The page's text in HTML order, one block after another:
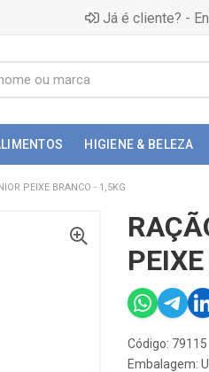
Já é cliente? -
HIGIENE & BELEZA
PEIXE BRANCO - 1,5KG
Código: 79115
Embalagem: